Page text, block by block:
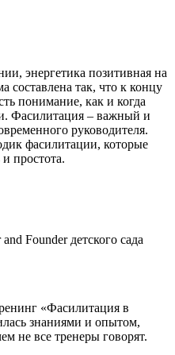
энергетика позитивная на
составлена так, что к концу
понимание, как и когда
Фасилитация – важный и
руководителя.
фасилитации, которые
простота.
Founder детского сада
«Фасилитация в
знаниями и опытом,
не все тренеры говорят.